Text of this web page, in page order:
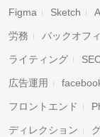
Figma Sketch
労務 バックオフ
ライティング
広告運用
フロントエンド
ディレクション